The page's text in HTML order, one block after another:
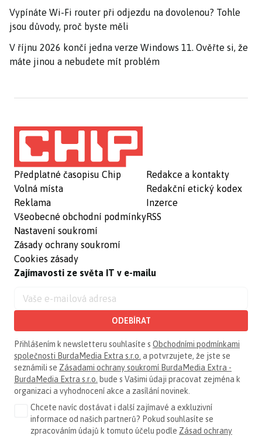
Vypínáte Wi-Fi router při odjezdu na dovolenou? Tohle
jsou důvody, proč byste měli
V říjnu 2026 končí jedna verze Windows 11. Ověřte si, že
máte jinou a nebudete mít problém
Předplatné časopisu Chip
Volná místa
Reklama
Všeobecné obchodní podmínky
Nastavení soukromí
Zásady ochrany soukromí
Cookies zásady
Redakce a kontakty
Redakční etický kodex
Inzerce
RSS
Zajímavosti ze světa IT v e-mailu
ODEBÍRAT
Přihlášením k newsletteru souhlasíte s Obchodními podmínkami
společnosti BurdaMedia Extra s.r.o. a potvrzujete, že jste se
seznámili se Zásadami ochrany soukromí BurdaMedia Extra -
BurdaMedia Extra s.r.o. bude s Vašimi údaji pracovat zejména k
organizaci a vyhodnocení akce a zasílání novinek.
Chcete navíc dostávat i další zajímavé a exkluzivní
informace od našich partnerů? Pokud souhlasíte se
zpracováním údajů k tomuto účelu podle Zásad ochrany